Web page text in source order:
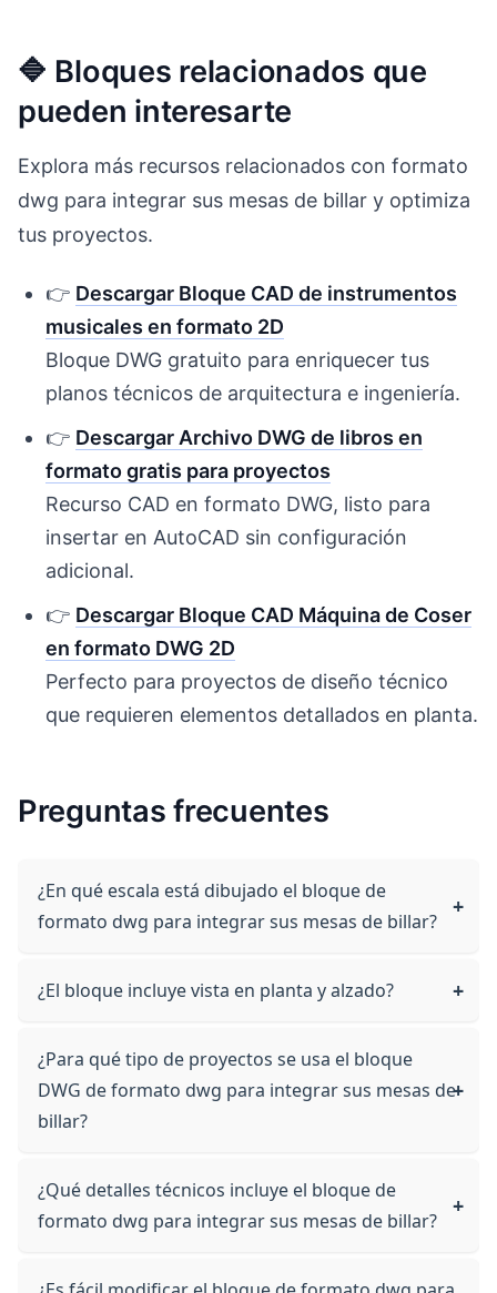
🔷 Bloques relacionados que
pueden interesarte
Explora más recursos relacionados con formato
dwg para integrar sus mesas de billar y optimiza
tus proyectos.
👉 Descargar Bloque CAD de instrumentos
musicales en formato 2D
Bloque DWG gratuito para enriquecer tus
planos técnicos de arquitectura e ingeniería.
👉 Descargar Archivo DWG de libros en
formato gratis para proyectos
Recurso CAD en formato DWG, listo para
insertar en AutoCAD sin configuración
adicional.
👉 Descargar Bloque CAD Máquina de Coser
en formato DWG 2D
Perfecto para proyectos de diseño técnico
que requieren elementos detallados en planta.
Preguntas frecuentes
¿En qué escala está dibujado el bloque de
formato dwg para integrar sus mesas de billar?
¿El bloque incluye vista en planta y alzado?
¿Para qué tipo de proyectos se usa el bloque
DWG de formato dwg para integrar sus mesas de
billar?
¿Qué detalles técnicos incluye el bloque de
formato dwg para integrar sus mesas de billar?